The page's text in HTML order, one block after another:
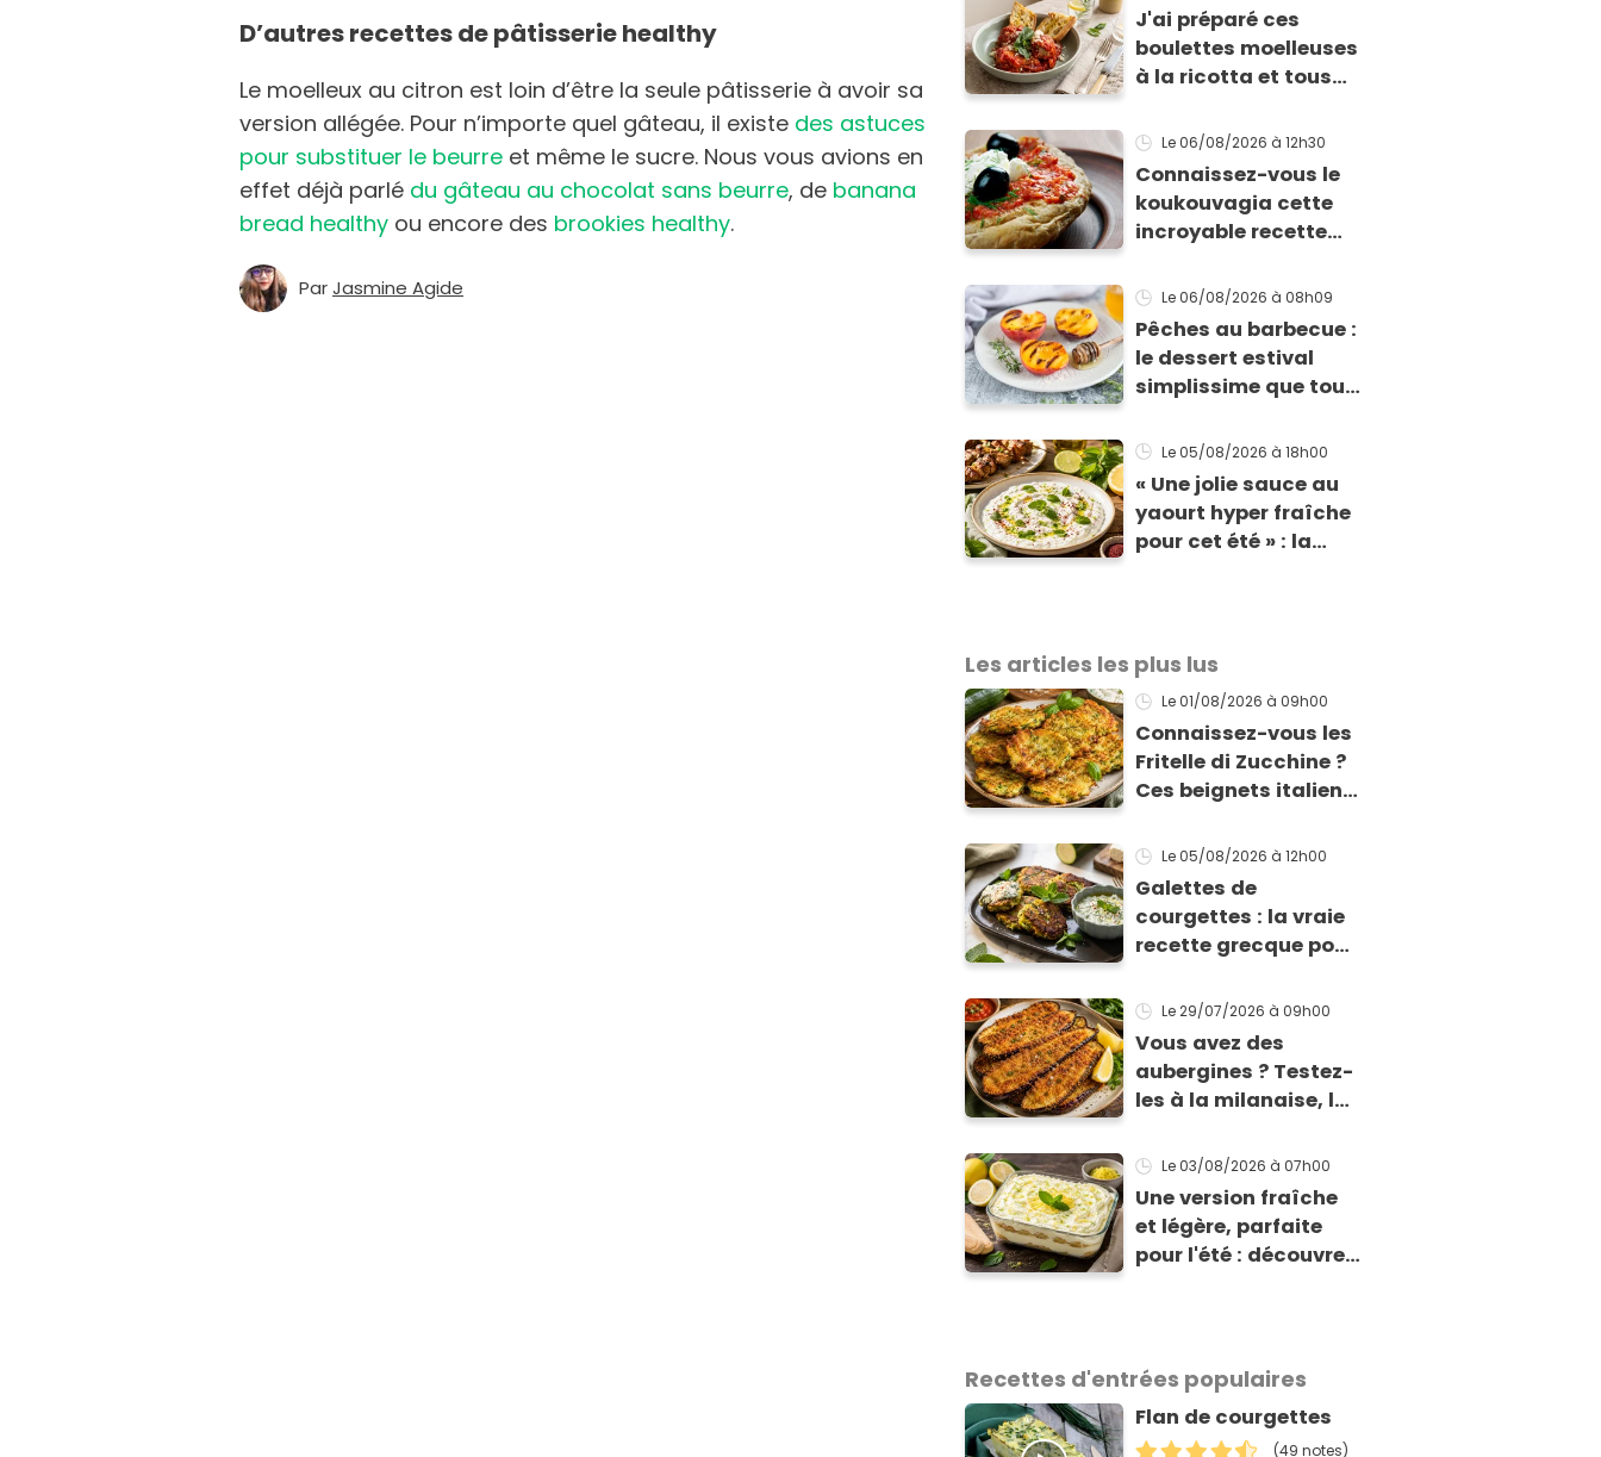
D’autres recettes de pâtisserie healthy
Le moelleux au citron est loin d’être la seule pâtisserie à avoir sa
version allégée. Pour n’importe quel gâteau, il existe des astuces
pour substituer le beurre et même le sucre. Nous vous avions en
effet déjà parlé du gâteau au chocolat sans beurre, de banana
bread healthy ou encore des brookies healthy.
ParJasmine Agide
J'ai préparé ces
boulettes moelleuses
à la ricotta et tous
supplié d'avoir la
recette !
Le 06/08/2026 à 12h30
Connaissez-vous le
koukouvagia cette
incroyable recette
pain rassis et de
tomates
Le 06/08/2026 à 08h09
Pêches au barbecue :
le dessert estival
simplissime que tous
réclamer
Le 05/08/2026 à 18h00
« Une jolie sauce au
yaourt hyper fraîche
pour cet été » : la
vos grillades
Les articles les plus lus
Le 01/08/2026 à 09h00
Connaissez-vous les
Fritelle di Zucchine ?
Ces beignets italiens
en 10 min sont un pur
délice !
Le 05/08/2026 à 12h00
Galettes de
courgettes : la vraie
recette grecque pour
enfin à la cuisson
Le 29/07/2026 à 09h00
Vous avez des
aubergines ? Testez-
les à la milanaise, la
dorée qui change du
gratin classique
Le 03/08/2026 à 07h00
Une version fraîche
et légère, parfaite
pour l'été : découvrez
Chef !
Recettes d'entrées populaires
Flan de courgettes
(49 notes)